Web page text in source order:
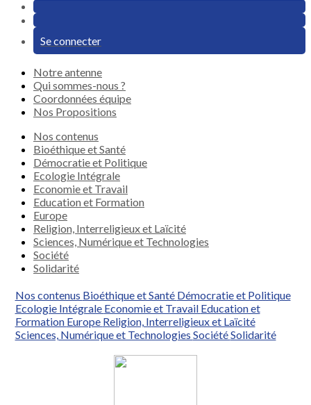
Se connecter
Notre antenne
Qui sommes-nous ?
Coordonnées équipe
Nos Propositions
Nos contenus
Bioéthique et Santé
Démocratie et Politique
Ecologie Intégrale
Economie et Travail
Education et Formation
Europe
Religion, Interreligieux et Laïcité
Sciences, Numérique et Technologies
Société
Solidarité
Nos contenus Bioéthique et Santé Démocratie et Politique
Ecologie Intégrale Economie et Travail Education et
Formation Europe Religion, Interreligieux et Laïcité
Sciences, Numérique et Technologies SociétéSolidarité